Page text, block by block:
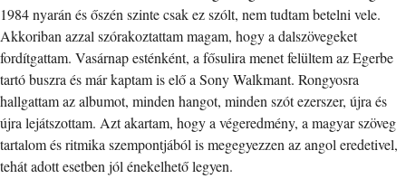
1984 nyarán és őszén szinte csak ez szólt, nem tudtam betelni vele.
Akkoriban azzal szórakoztattam magam, hogy a dalszövegeket
fordítgattam. Vasárnap esténként, a fősulira menet felültem az Egerbe
tartó buszra és már kaptam is elő a Sony Walkmant. Rongyosra
hallgattam az albumot, minden hangot, minden szót ezerszer, újra és
újra lejátszottam. Azt akartam, hogy a végeredmény, a magyar szöveg
tartalom és ritmika szempontjából is megegyezzen az angol eredetivel,
tehát adott esetben jól énekelhető legyen.